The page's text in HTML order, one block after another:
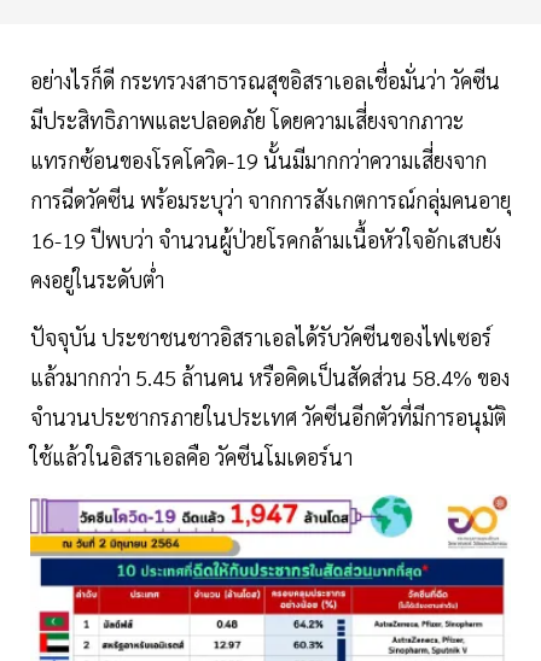
อย่างไรก็ดี กระทรวงสาธารณสุขอิสราเอลเชื่อมั่นว่า วัคซีน
มีประสิทธิภาพและปลอดภัย โดยความเสี่ยงจากภาวะ
แทรกซ้อนของโรคโควิด-19 นั้นมีมากกว่าความเสี่ยงจาก
การฉีดวัคซีน พร้อมระบุว่า จากการสังเกตการณ์กลุ่มคนอายุ
16-19 ปีพบว่า จำนวนผู้ป่วยโรคกล้ามเนื้อหัวใจอักเสบยัง
คงอยู่ในระดับต่ำ
ปัจจุบัน ประชาชนชาวอิสราเอลได้รับวัคซีนของไฟเซอร์
แล้วมากกว่า 5.45 ล้านคน หรือคิดเป็นสัดส่วน 58.4% ของ
จำนวนประชากรภายในประเทศ วัคซีนอีกตัวที่มีการอนุมัติ
ใช้แล้วในอิสราเอลคือ วัคซีนโมเดอร์นา